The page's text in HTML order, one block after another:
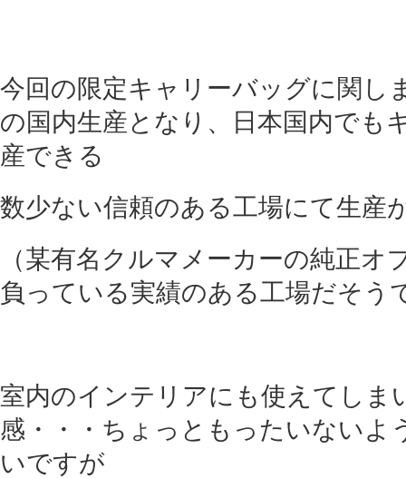
今回の限定キャリーバッグに関し
の国内生産となり、日本国内でも
産できる
数少ない信頼のある工場にて生産
（某有名クルマメーカーの純正オ
負っている実績のある工場だそう
室内のインテリアにも使えてしま
感・・・ちょっともったいないよ
いですが